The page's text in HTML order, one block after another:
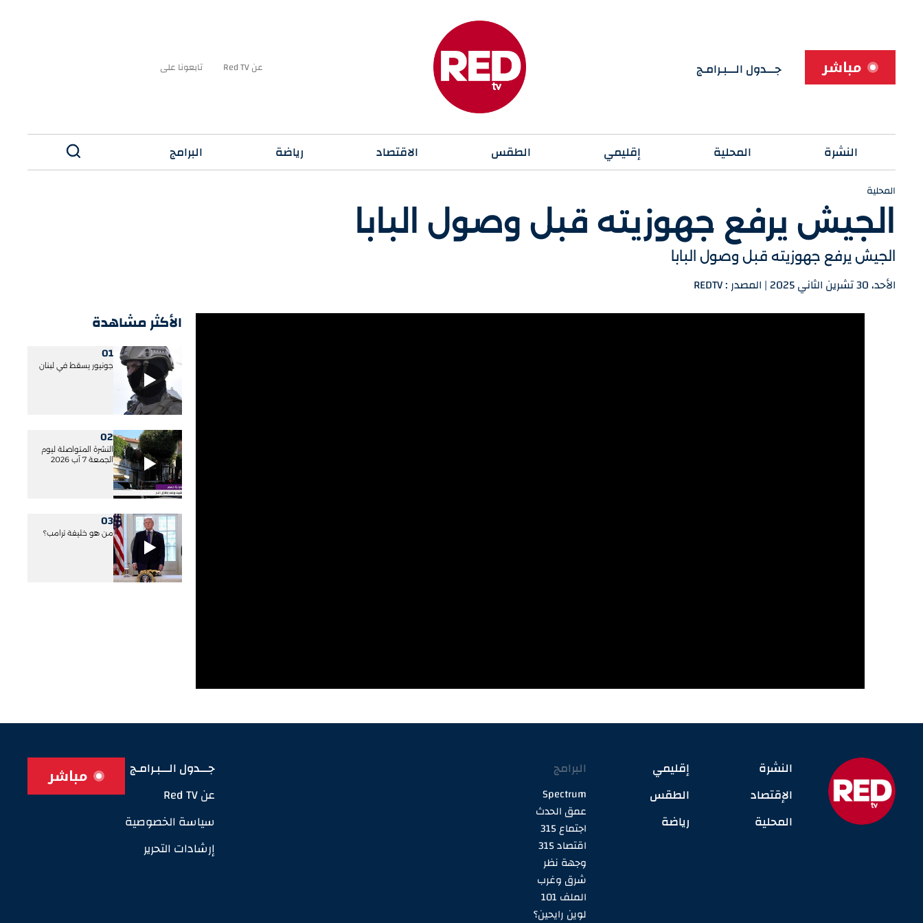
مباشر جـــدول الـــبـرامـج عن Red TV تابعونا على
النشرة المحلية إقليمي الطقس الاقتصاد رياضة البرامج
المحلية
الجيش يرفع جهوزيته قبل وصول البابا
الجيش يرفع جهوزيته قبل وصول البابا
الأحد، 30 تشرين الثاني 2025 | المصدر : REDTV
الأكثر مشاهدة
01
جونيور يسقط في لبنان
02
النشرة المتواصلة ليوم
الجمعة 7 آب 2026
03
من هو خليفة ترامب؟
النشرة
الإقتصاد
المحلية
إقليمي
الطقس
رياضة
البرامج
Spectrum
عمق الحدث
اجتماع 315
اقتصاد 315
وجهة نظر
شرق وغرب
الملف 101
لوين رايحين؟
جـــدول الـــبـرامـج
عن Red TV
سياسة الخصوصية
إرشادات التحرير
مباشر